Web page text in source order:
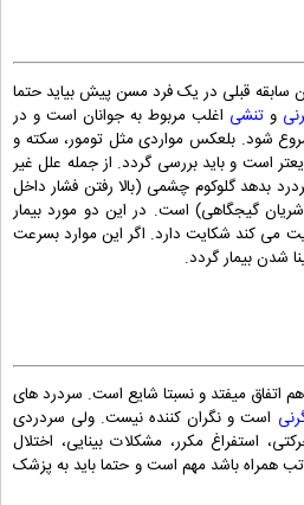
سابقه قبلی در یک فرد مسن پیش بیاید حتما
و تنشی اغلب مربوط به جوانان است و در
شروع شود. بلعکس مواردی مثل تومور، سکته و
است و باید بررسی گردد. از جمله علل غیر
بدهد گلوکوم چشمی (بالا رفتن فشار داخل
گیجگاهی) است. در این دو مورد بیمار
می کند شکایت دارد. اگر این موارد بسرعت
شدن بیمار گردد.
اتفاق میفتد و نسبتا شایع است. سردرد های
است و نگران کننده نیست. ولی سردردی
استفراغ مکرر، مشکلات بینایی، اختلال
همراه باشد مهم است و حتما باید به پزشک